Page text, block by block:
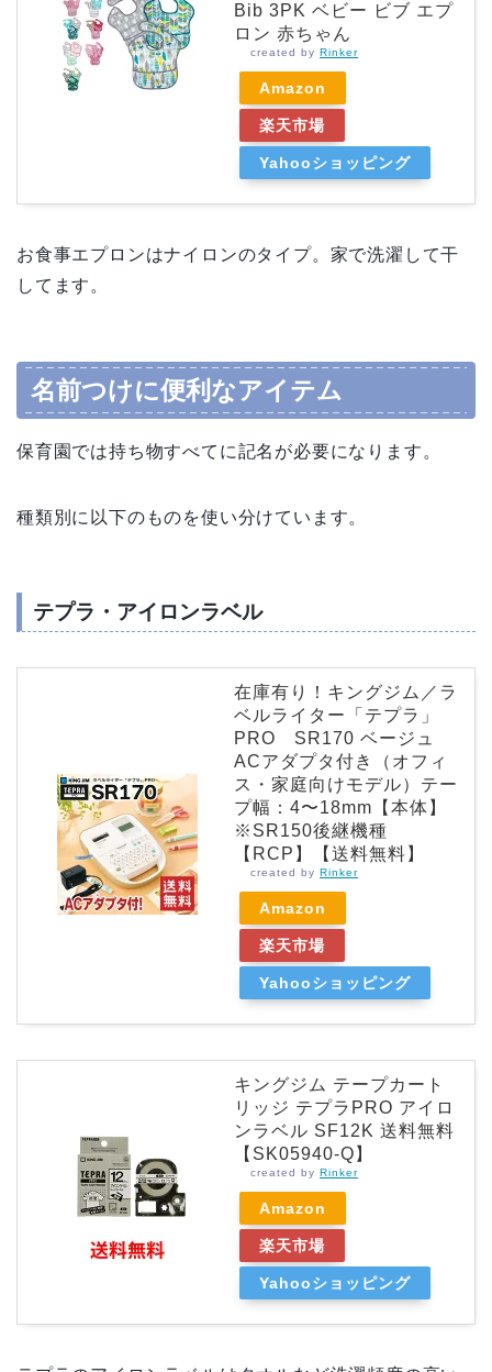
Bib 3PK ベビー ビブ エプ
ロン 赤ちゃん
created by Rinker
Amazon
楽天市場
Yahooショッピング
お食事エプロンはナイロンのタイプ。家で洗濯して干
してます。
名前つけに便利なアイテム
保育園では持ち物すべてに記名が必要になります。
種類別に以下のものを使い分けています。
テプラ・アイロンラベル
在庫有り！キングジム／ラ
ベルライター「テプラ」
PRO SR170 ベージュ
ACアダプタ付き（オフィ
ス・家庭向けモデル）テー
プ幅：4〜18mm【本体】
※SR150後継機種
【RCP】【送料無料】
created by Rinker
Amazon
楽天市場
Yahooショッピング
キングジム テープカート
リッジ テプラPRO アイロ
ンラベル SF12K 送料無料
【SK05940-Q】
created by Rinker
Amazon
楽天市場
Yahooショッピング